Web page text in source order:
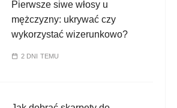
Pierwsze siwe włosy u
mężczyzny: ukrywać czy
wykorzystać wizerunkowo?
2 DNI TEMU